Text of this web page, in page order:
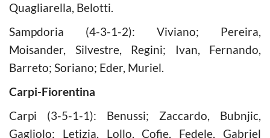
Quagliarella, Belotti.
Sampdoria (4-3-1-2): Viviano; Pereira,
Moisander, Silvestre, Regini; Ivan, Fernando,
Barreto; Soriano; Eder, Muriel.
Carpi-Fiorentina
Carpi (3-5-1-1): Benussi; Zaccardo, Bubnjic,
Gagliolo; Letizia, Lollo, Cofie, Fedele, Gabriel